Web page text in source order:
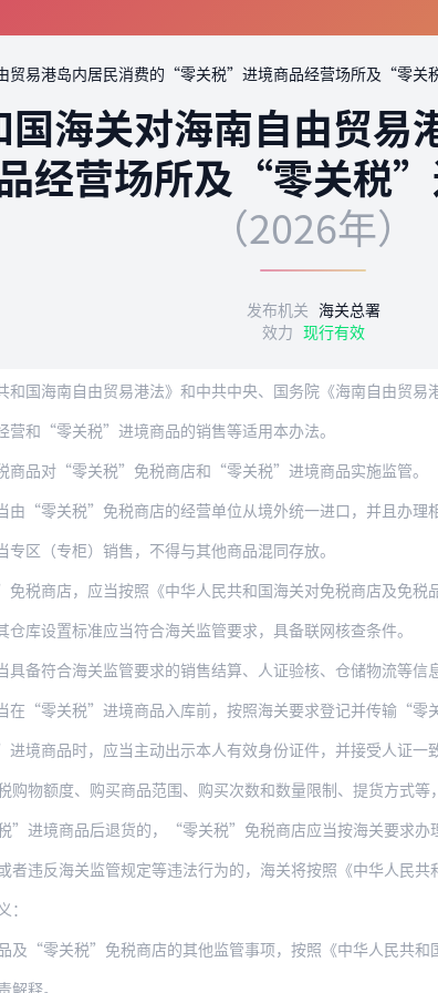
贸易港岛内居民消费的“零关税”进境商品经营场所及“零关
国海关对海南自由贸
经营场所及“零关税”
（2026年）
发布机关 海关总署
效力 现行有效
南自由贸易港法》和中共中央、国务院《海南自由贸易港建设总体方案》，
营和“零关税”进境商品的销售等适用本办法。
商品对“零关税”免税商店和“零关税”进境商品实施监管。
由“零关税”免税商店的经营单位从境外统一进口，并且办理
区（专柜）销售，不得与其他商品混同存放。
店，应当按照《中华人民共和国海关对免税商店及免税品监管办法》
库设置标准应当符合海关监管要求，具备联网核查条件。
合海关监管要求的销售结算、人证验核、仓储物流等信息化系统，并且能够
在“零关税”进境商品入库前，按照海关要求登记并传输“零
境商品时，应当主动出示本人有效身份证件，并接受人证一
物额度、购买商品范围、购买次数和数量限制、提货方式等，按照
”进境商品后退货的，“零关税”免税商店应当按海关要求办
海关监管规定等违法行为的，海关将按照《中华人民共和国海关法》、《中华
“零关税”免税商店的其他监管事项，按照《中华人民共和
解释。